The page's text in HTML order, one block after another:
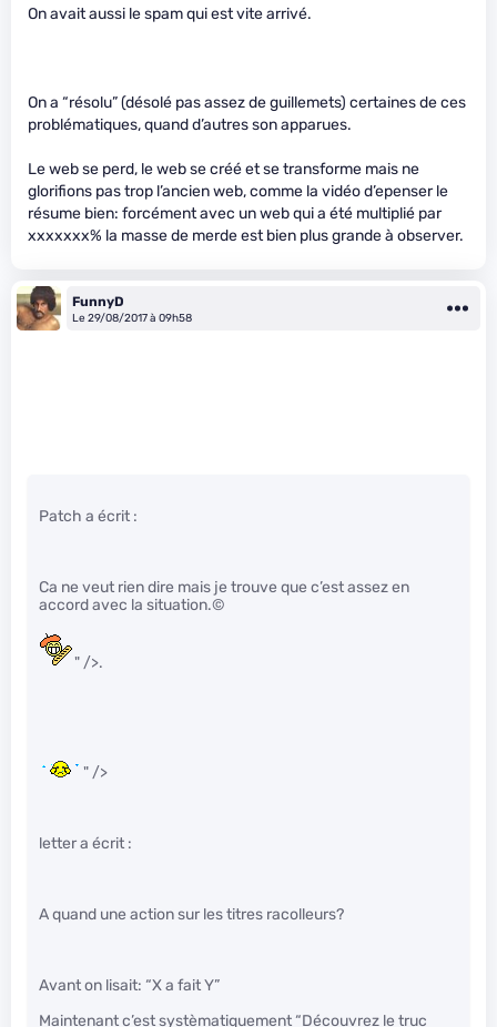
On avait aussi le spam qui est vite arrivé.
On a “résolu” (désolé pas assez de guillemets) certaines de ces
problématiques, quand d’autres son apparues.
Le web se perd, le web se créé et se transforme mais ne
glorifions pas trop l’ancien web, comme la vidéo d’epenser le
résume bien: forcément avec un web qui a été multiplié par
xxxxxxx% la masse de merde est bien plus grande à observer.
FunnyD
Le 29/08/2017 à 09h58
Patch a écrit :
Ca ne veut rien dire mais je trouve que c’est assez en
accord avec la situation.©
" />.
" />
letter a écrit :
A quand une action sur les titres racolleurs?
Avant on lisait: “X a fait Y”
Maintenant c’est systèmatiquement “Découvrez le truc